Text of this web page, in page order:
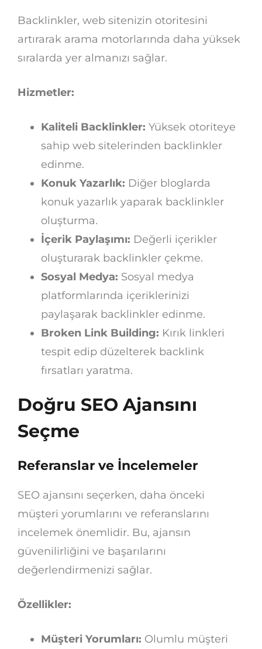
Backlinkler, web sitenizin otoritesini
artırarak arama motorlarında daha yüksek
sıralarda yer almanızı sağlar.
Hizmetler:
Kaliteli Backlinkler: Yüksek otoriteye
sahip web sitelerinden backlinkler
edinme.
Konuk Yazarlık: Diğer bloglarda
konuk yazarlık yaparak backlinkler
oluşturma.
İçerik Paylaşımı: Değerli içerikler
oluşturarak backlinkler çekme.
Sosyal Medya: Sosyal medya
platformlarında içeriklerinizi
paylaşarak backlinkler edinme.
Broken Link Building: Kırık linkleri
tespit edip düzelterek backlink
fırsatları yaratma.
Doğru SEO Ajansını
Seçme
Referanslar ve İncelemeler
SEO ajansını seçerken, daha önceki
müşteri yorumlarını ve referanslarını
incelemek önemlidir. Bu, ajansın
güvenilirliğini ve başarılarını
değerlendirmenizi sağlar.
Özellikler:
Müşteri Yorumları: Olumlu müşteri